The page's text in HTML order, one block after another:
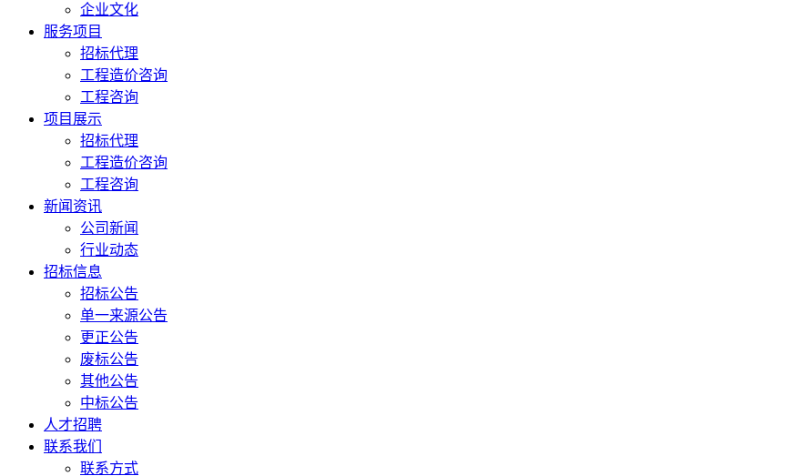
企业文化
服务项目
招标代理
工程造价咨询
工程咨询
项目展示
招标代理
工程造价咨询
工程咨询
新闻资讯
公司新闻
行业动态
招标信息
招标公告
单一来源公告
更正公告
废标公告
其他公告
中标公告
人才招聘
联系我们
联系方式